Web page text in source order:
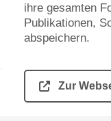
ihre gesamten
Publikationen,
abspeichern.
Zur